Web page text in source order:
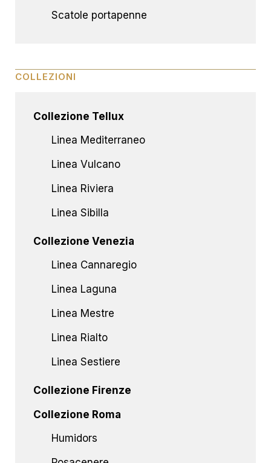
Scatole portapenne
COLLEZIONI
Collezione Tellux
Linea Mediterraneo
Linea Vulcano
Linea Riviera
Linea Sibilla
Collezione Venezia
Linea Cannaregio
Linea Laguna
Linea Mestre
Linea Rialto
Linea Sestiere
Collezione Firenze
Collezione Roma
Humidors